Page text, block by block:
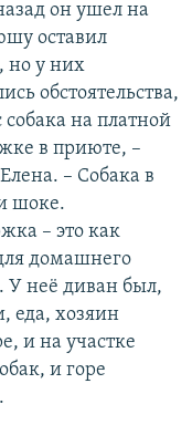
он ушел на
оставил
но у них
обстоятельства,
собака на платной
в приюте, –
– Собака в
шоке.
– это как
домашнего
У неё диван был,
еда, хозяин
и на участке
и горе